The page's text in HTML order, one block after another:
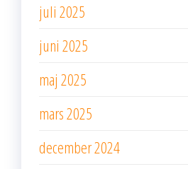
juli 2025
juni 2025
maj 2025
mars 2025
december 2024